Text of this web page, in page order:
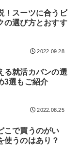
！スーツに合うビ
の選び方とおすす
2022.09.28
る就活カバンの選
3選もご紹介
2022.08.25
こで買うのがい
使うのはあり？